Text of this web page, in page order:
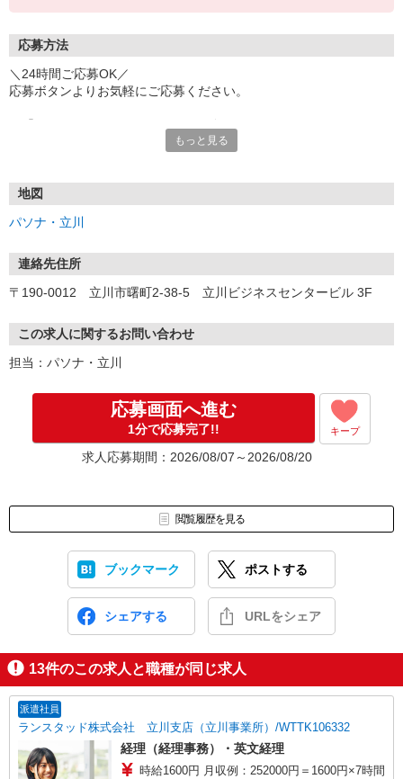
応募方法
＼24時間ご応募OK／
応募ボタンよりお気軽にご応募ください。
※メールが届かない場合、迷惑メールフォルダもご確認ください。
▼イーアイデムから応募
のご連絡
▼お仕事紹介
▼お仕事開始
もっと見る
地図
パソナ・立川
連絡先住所
〒190-0012 立川市曙町2-38-5 立川ビジネスセンタービル 3F
この求人に関するお問い合わせ
担当：パソナ・立川
応募画面へ進む
1分で応募完了!! キープ
求人応募期間：2026/08/07～2026/08/20
閲覧履歴を見る
ブックマーク ポストする
シェアする URLをシェア
13件のこの求人と職種が同じ求人
派遣社員
ランスタッド株式会社 立川支店（立川事業所）/WTTK106332
経理（経理事務）・英文経理
時給1600円 月収例：252000円＝1600円×7時間